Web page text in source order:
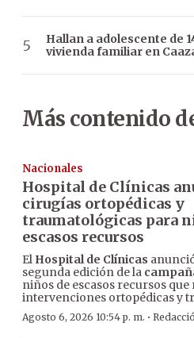
Hallan a adolescente de
vivienda familiar en
Más contenido
Nacionales
Hospital de Clínicas
cirugías ortopédicas y
traumatológicas para
escasos recursos
El Hospital de Clínicas
segunda edición de la
niños de escasos recursos
intervenciones ortopédicas y
Agosto 6, 2026 10:54 p. m. ·